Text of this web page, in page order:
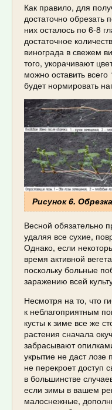
Как правило, для
достаточно обрезать
них осталось по 6-8
достаточное
винограда в свежем
того, укорачивают
можно оставить
будет нормировать
Рисунок 6.
Весной обязательно
удаляя все сухие,
Однако, если
время активной
поскольку больные
заражению всей
Несмотря на то, что
к неблагоприятным
кусты к зиме все же
растения сначала
забрасывают
укрытие не даст лозе
не перекроет доступ
в большинстве
если зимы в вашем
малоснежные,